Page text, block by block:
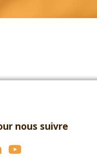
nous suivre